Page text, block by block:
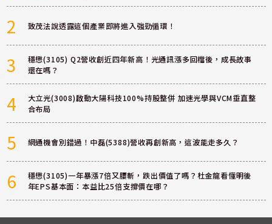
2 致茂法說透露這個產業即將進入強勁循環！
3
穩懋(3105) Q2營收創近四年新高！光通訊漲多回檔後，成長故事
還在嗎？
4
大立光(3008)啟動大陽科技100%持股整併 加速光學與VCM垂直整
合布局
5 網通機會別錯過！中磊(5388)營收再創新高，這波能走多久？
6
穩懋(3105)一年暴漲7倍又腰斬，跌出價值了嗎？杜金龍看懂明後
年EPS基本面：本益比25倍支撐價在哪？